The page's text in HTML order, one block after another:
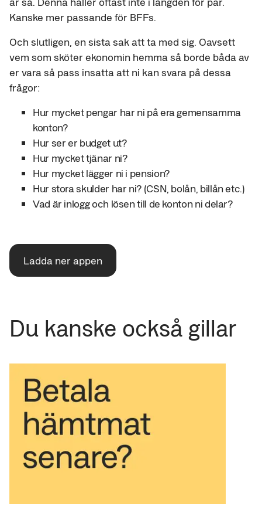
Kanske mer passande för BFFs.
Och slutligen, en sista sak att ta med sig. Oavsett
vem som sköter ekonomin hemma så borde båda av
er vara så pass insatta att ni kan svara på dessa
frågor:
Hur mycket pengar har ni på era gemensamma
konton?
Hur ser er budget ut?
Hur mycket tjänar ni?
Hur mycket lägger ni i pension?
Hur stora skulder har ni? (CSN, bolån, billån etc.)
Vad är inlogg och lösen till de konton ni delar?
Ladda ner appen
Du kanske också gillar